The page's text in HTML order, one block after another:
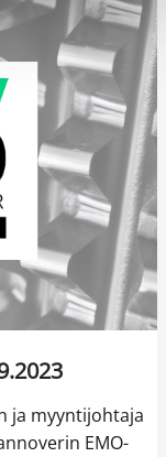
ja myyntijohtaja
EMO-